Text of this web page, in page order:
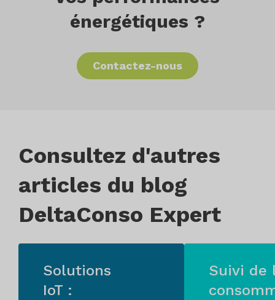
énergétiques ?
Contactez-nous
Consultez d'autres
articles du blog
DeltaConso Expert
Solutions
IoT :
Suivi de